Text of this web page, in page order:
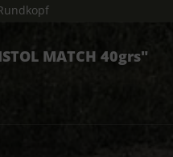
MATCH 40grs"